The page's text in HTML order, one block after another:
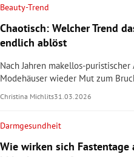
Beauty-Trend
Chaotisch: Welcher Trend
endlich ablöst
Nach Jahren makellos-
Modehäuser wieder Mut zum
Christina Michlits31.03.2026
Darmgesundheit
Wie wirken sich Fastentage